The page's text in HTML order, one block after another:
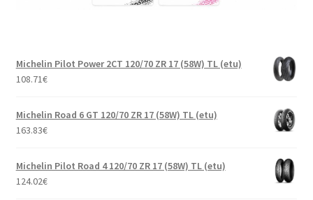
Michelin Pilot Power 2CT 120/70 ZR 17 (58W) TL (etu)
108.71€
Michelin Road 6 GT 120/70 ZR 17 (58W) TL (etu)
163.83€
Michelin Pilot Road 4 120/70 ZR 17 (58W) TL (etu)
124.02€